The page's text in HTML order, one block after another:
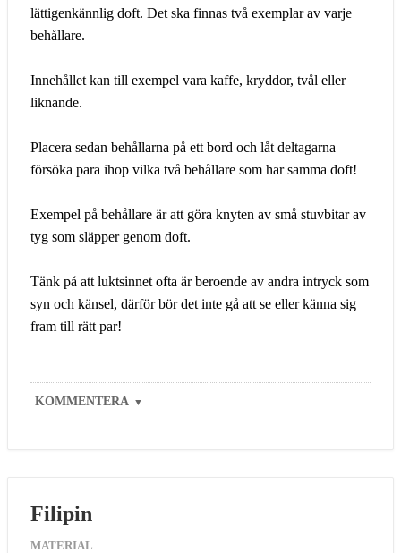
lättigenkännlig doft. Det ska finnas två exemplar av varje
behållare.
Innehållet kan till exempel vara kaffe, kryddor, tvål eller
liknande.
Placera sedan behållarna på ett bord och låt deltagarna
försöka para ihop vilka två behållare som har samma doft!
Exempel på behållare är att göra knyten av små stuvbitar av
tyg som släpper genom doft.
Tänk på att luktsinnet ofta är beroende av andra intryck som
syn och känsel, därför bör det inte gå att se eller känna sig
fram till rätt par!
KOMMENTERA ▼
Filipin
MATERIAL